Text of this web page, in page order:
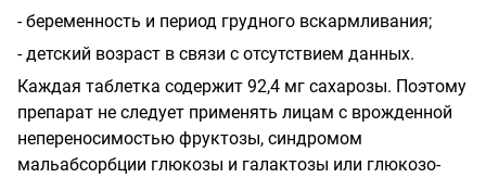
- беременность и период грудного вскармливания;
- детский возраст в связи с отсутствием данных.
Каждая таблетка содержит 92,4 мг сахарозы. Поэтому
препарат не следует применять лицам с врожденной
непереносимостью фруктозы, синдромом
мальабсорбции глюкозы и галактозы или глюкозо-